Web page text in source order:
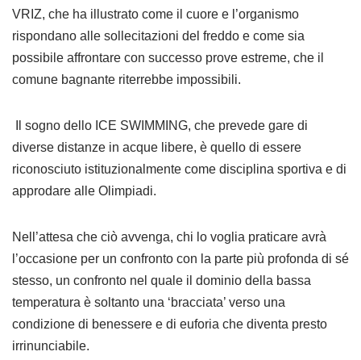
VRIZ, che ha illustrato come il cuore e l’organismo
rispondano alle sollecitazioni del freddo e come sia
possibile affrontare con successo prove estreme, che il
comune bagnante riterrebbe impossibili.
Il sogno dello ICE SWIMMING, che prevede gare di
diverse distanze in acque libere, è quello di essere
riconosciuto istituzionalmente come disciplina sportiva e di
approdare alle Olimpiadi.
Nell’attesa che ciò avvenga, chi lo voglia praticare avrà
l’occasione per un confronto con la parte più profonda di sé
stesso, un confronto nel quale il dominio della bassa
temperatura è soltanto una ‘bracciata’ verso una
condizione di benessere e di euforia che diventa presto
irrinunciabile.